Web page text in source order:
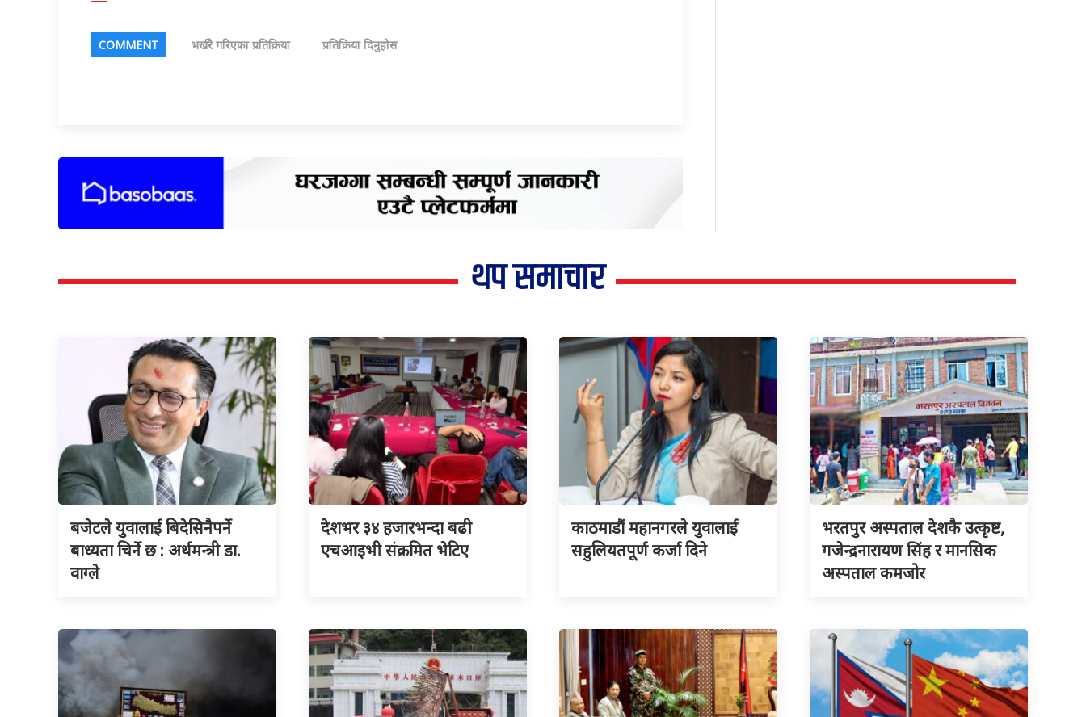
COMMENT भर्खरै गरिएका प्रतिक्रिया प्रतिक्रिया दिनुहोस
थप समाचार
बजेटले युवालाई बिदेसिनैपर्ने
बाध्यता चिर्ने छ : अर्थमन्त्री डा.
वाग्ले
देशभर ३४ हजारभन्दा बढी
एचआइभी संक्रमित भेटिए
काठमाडौं महानगरले युवालाई
सहुलियतपूर्ण कर्जा दिने
भरतपुर अस्पताल देशकै उत्कृष्ट,
गजेन्द्रनारायण सिंह र मानसिक
अस्पताल कमजोर